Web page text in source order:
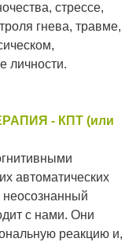
стрессе,
гнева, травме,
личности.
- КПТ (или
автоматических
с нами. Они
реакцию и,